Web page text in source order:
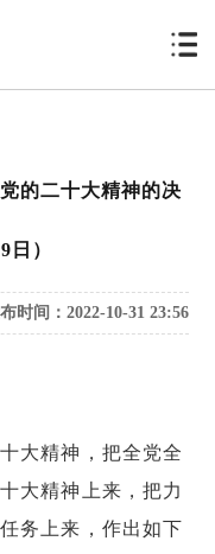
的二十大精神的决
日）
时间：2022-10-31 23:56
大精神，把全党全
大精神上来，把力
务上来，作出如下